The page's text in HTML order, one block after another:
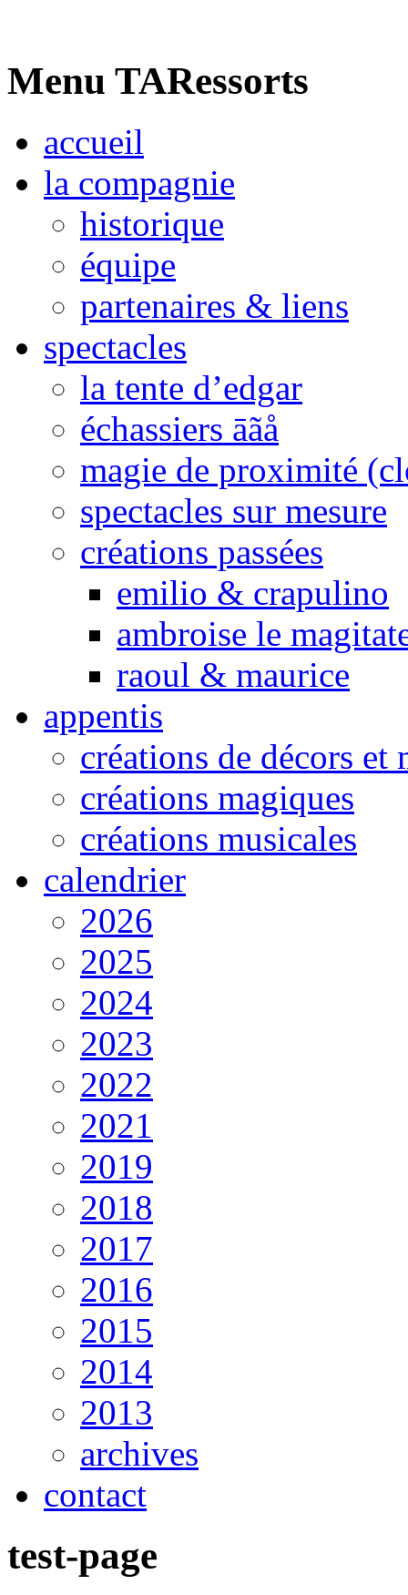
Menu TARessorts
accueil
la compagnie
historique
équipe
partenaires & liens
spectacles
la tente d’edgar
échassiers āãå
magie de proximité
spectacles sur mesure
créations passées
emilio & crapulino
ambroise le
raoul & maurice
appentis
créations de décors et
créations magiques
créations musicales
calendrier
2026
2025
2024
2023
2022
2021
2019
2018
2017
2016
2015
2014
2013
archives
contact
test-page